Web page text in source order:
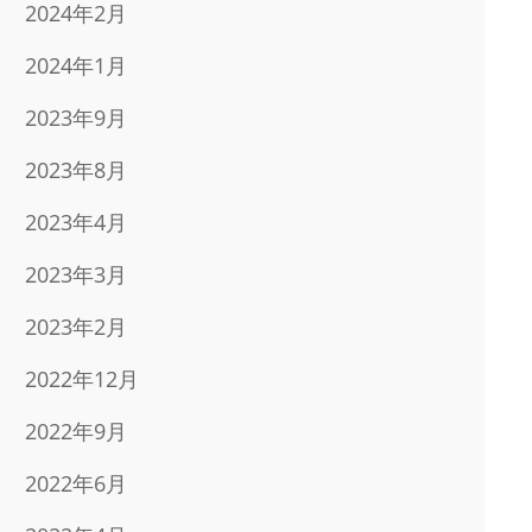
2024年2月
2024年1月
2023年9月
2023年8月
2023年4月
2023年3月
2023年2月
2022年12月
2022年9月
2022年6月